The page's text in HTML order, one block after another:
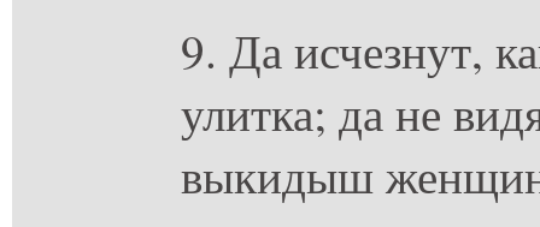
9. Да исчезнут,
улитка; да не
выкидыш